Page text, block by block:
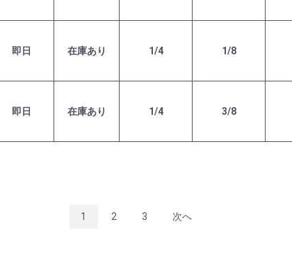
即日 在庫あり 1/4 1/8
即日 在庫あり 1/4 3/8
1 2 3 次へ